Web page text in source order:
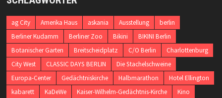
ag City Amerika Haus askania Ausstellung
berlin
Berliner Kudamm
Berliner Zoo Bikini
BIKINI Berlin
Botanischer Garten
Breitscheidplatz C/O Berlin
Charlottenburg
City West
CLASSIC DAYS BERLIN
Die Stachelschweine
Europa-Center
Gedächtniskirche Halbmarathon
Hotel Ellington
kabarett
KaDeWe Kaiser-Wilhelm-Gedächtnis-Kirche
Kino